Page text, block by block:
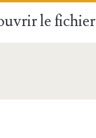
le fichier